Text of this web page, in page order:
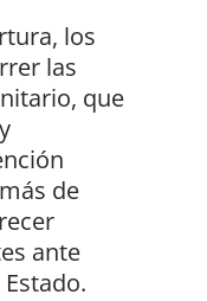
los
las
que
de
ante